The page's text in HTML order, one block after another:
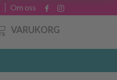
Om oss
VARUKORG